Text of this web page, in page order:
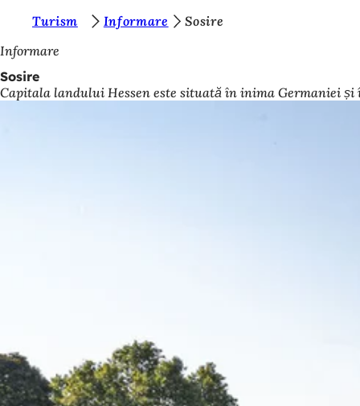
Salt la conținut
u
n
t
Turism Informare
Sosire
Informare
Sosire
Capitala landului Hessen este situată în inima Germaniei și